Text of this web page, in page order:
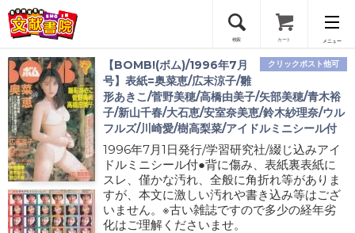
検索 カート メニュー
会員登録
ログイン
クリックポスト他可
【BOMB!(ボム)/1996年7月
号】表紙=奥菜恵/広末涼子/雛
形あきこ/菅野美穂/高橋由美子/矢部美穂/青木裕
子/新山千春/大石恵/安室奈美恵/鈴木紗理奈/ウル
フルズ/川崎愛/樹高梨菜/アイドルミニシール付
1996年7月1日発行/学習研究社/綴じ込みアイ
ドルミニシール付●背に傷み、表紙裏表紙に
スレ、僅かな汚れ、全般に角折れ等がありま
すが、本文に激しい汚れや書き込み等はござ
いません。※古い雑誌ですので多少の経年劣
化はご理解くださいませ。